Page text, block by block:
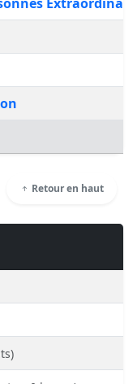
Retour en haut